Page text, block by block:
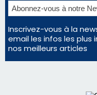
Régie publicitaire
Nous contacter
©